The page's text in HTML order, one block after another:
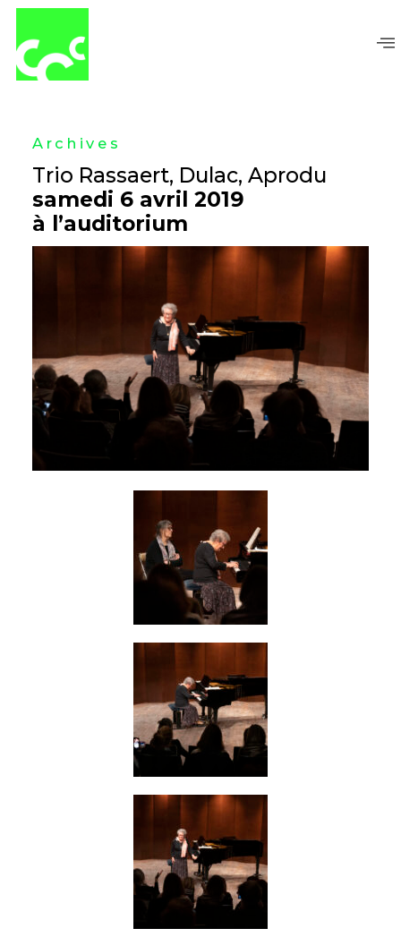
Archives
Trio Rassaert, Dulac, Aprodu
samedi 6 avril 2019
à l’auditorium